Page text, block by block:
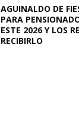
AGUINALDO DE
PARA
ESTE 2026 Y LOS
RECIBIRLO